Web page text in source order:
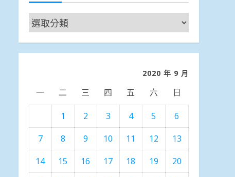
新
聞
分
2020 年 9 月
一 二 三 四 五 六 日
1 2 3 4 5
6
7
8 9 10 11 12
13
14
15 16 17 18 19
20